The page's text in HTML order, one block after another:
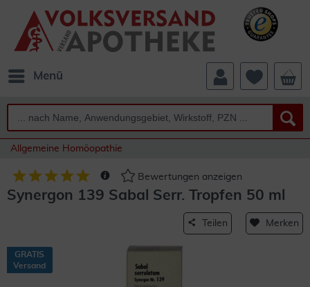
Menü
Allgemeine Homöopathie
Bewertungen anzeigen
Synergon 139 Sabal Serr. Tropfen 50 ml
Teilen Merken
GRATIS
Versand